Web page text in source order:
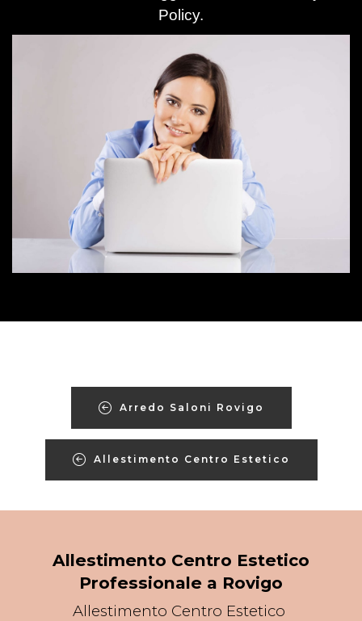
Policy.
Arredo Saloni Rovigo
Allestimento Centro Estetico
Allestimento Centro Estetico
Professionale a Rovigo
Allestimento Centro Estetico